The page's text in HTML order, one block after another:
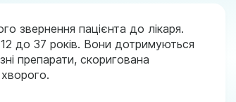
звернення пацієнта до лікаря.
до 37 років. Вони дотримуються
препарати, скоригована